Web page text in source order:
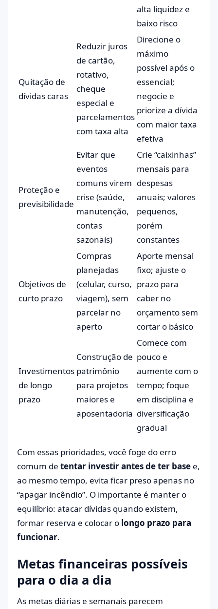
alta liquidez e
baixo risco
Quitação de
dívidas caras
Reduzir juros
de cartão,
rotativo,
cheque
especial e
parcelamentos
com taxa alta
Direcione o
máximo
possível após o
essencial;
negocie e
priorize a dívida
com maior taxa
efetiva
Proteção e
previsibilidade
Evitar que
eventos
comuns virem
crise (saúde,
manutenção,
contas
sazonais)
Crie “caixinhas”
mensais para
despesas
anuais; valores
pequenos,
porém
constantes
Objetivos de
curto prazo
Compras
planejadas
(celular, curso,
viagem), sem
parcelar no
aperto
Aporte mensal
fixo; ajuste o
prazo para
caber no
orçamento sem
cortar o básico
Investimentos
de longo
prazo
Construção de
patrimônio
para projetos
maiores e
aposentadoria
Comece com
pouco e
aumente com o
tempo; foque
em disciplina e
diversificação
gradual
Com essas prioridades, você foge do erro
comum de tentar investir antes de ter base e,
ao mesmo tempo, evita ficar preso apenas no
“apagar incêndio”. O importante é manter o
equilíbrio: atacar dívidas quando existem,
formar reserva e colocar o longo prazo para
funcionar.
Metas financeiras possíveis
para o dia a dia
As metas diárias e semanais parecem